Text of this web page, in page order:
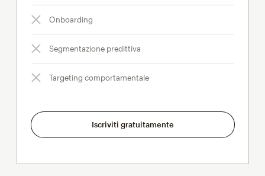
Onboarding
Segmentazione predittiva
Targeting comportamentale
Iscriviti gratuitamente